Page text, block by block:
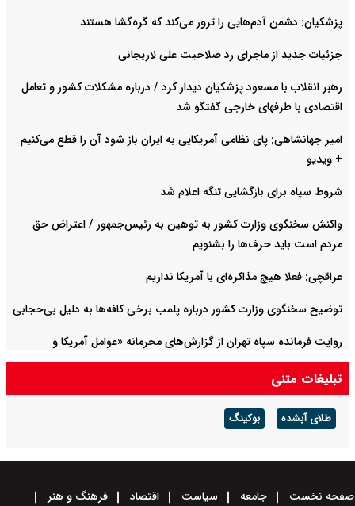
پزشکیان: دشمن آدم‌هایی را ترور می‌کند که گره‌گشا هستند
جزئیات جدید از ماجرای رد صلاحیت علی لاریجانی
رهبر انقلاب با مسعود پزشکیان دیدار کرد / درباره مشکلات کشور و تعامل
اقتصادی با طرفهای خارجی گفتگو شد
امیر جهانشاهی: پای نظامی آمریکایی به ایران باز شود آن را قطع می‌کنیم
+ ویدیو
شروط سپاه برای بازگشایی تنگه اعلام شد
واکنش سخنگوی وزارت کشور به توهین به رئیس‌جمهور / اعتراض حق
مردم است باید حرف‌ها را بشنویم
عراقچی: فعلا هیچ مذاکره‌ای با آمریکا نداریم
توضیح سخنگوی وزارت کشور درباره پلمب برخی کافه‌ها به دلیل بی‌حجابی
روایت فرمانده سپاه تهران از گزارش‌های محرمانه «عوامل آمریکا و
اسرائیل» درباره بسیج
تبلیغات متنی
طلای آبشده بوکینگ
صفحه نخست جامعه سیاست اقتصاد فرهنگ و هنر